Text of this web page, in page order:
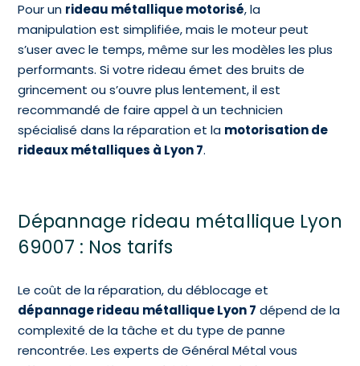
Pour un rideau métallique motorisé, la
manipulation est simplifiée, mais le moteur peut
s’user avec le temps, même sur les modèles les plus
performants. Si votre rideau émet des bruits de
grincement ou s’ouvre plus lentement, il est
recommandé de faire appel à un technicien
spécialisé dans la réparation et la motorisation de
rideaux métalliques à Lyon 7.
Dépannage rideau métallique Lyon
69007 : Nos tarifs
Le coût de la réparation, du déblocage et
dépannage rideau métallique Lyon 7 dépend de la
complexité de la tâche et du type de panne
rencontrée. Les experts de Général Métal vous